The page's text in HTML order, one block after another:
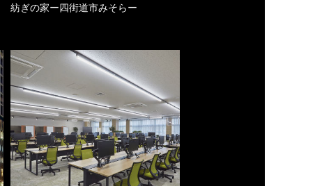
紡ぎの家ー四街道市みそらー